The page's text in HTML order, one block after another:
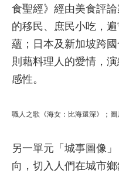
食聖經》經由美食評
的移民、庶民小吃，
蘊；日本及新加坡跨
則藉料理人的愛情，
感性。
職人之歌《海女：比海還深》；
另一單元「城事圖像
向，切入人們在城市